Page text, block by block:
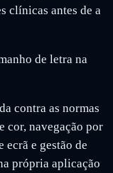
clínicas antes de a
de letra na
contra as normas
cor, navegação por
e gestão de
própria aplicação